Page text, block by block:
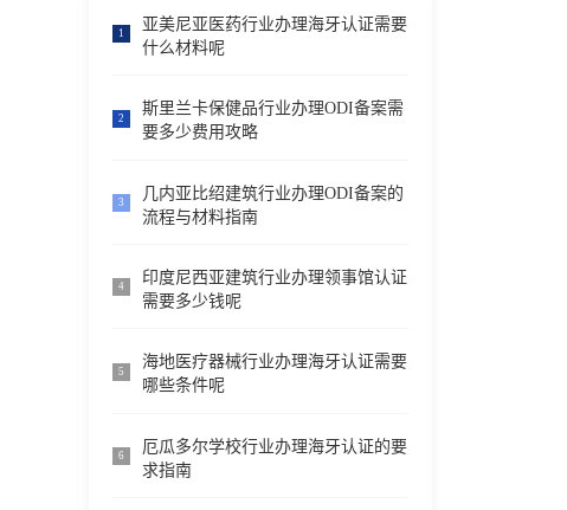
1
亚美尼亚医药行业办理海牙认证需要
什么材料呢
2
斯里兰卡保健品行业办理ODI备案需
要多少费用攻略
3
几内亚比绍建筑行业办理ODI备案的
流程与材料指南
4
印度尼西亚建筑行业办理领事馆认证
需要多少钱呢
5
海地医疗器械行业办理海牙认证需要
哪些条件呢
6
厄瓜多尔学校行业办理海牙认证的要
求指南